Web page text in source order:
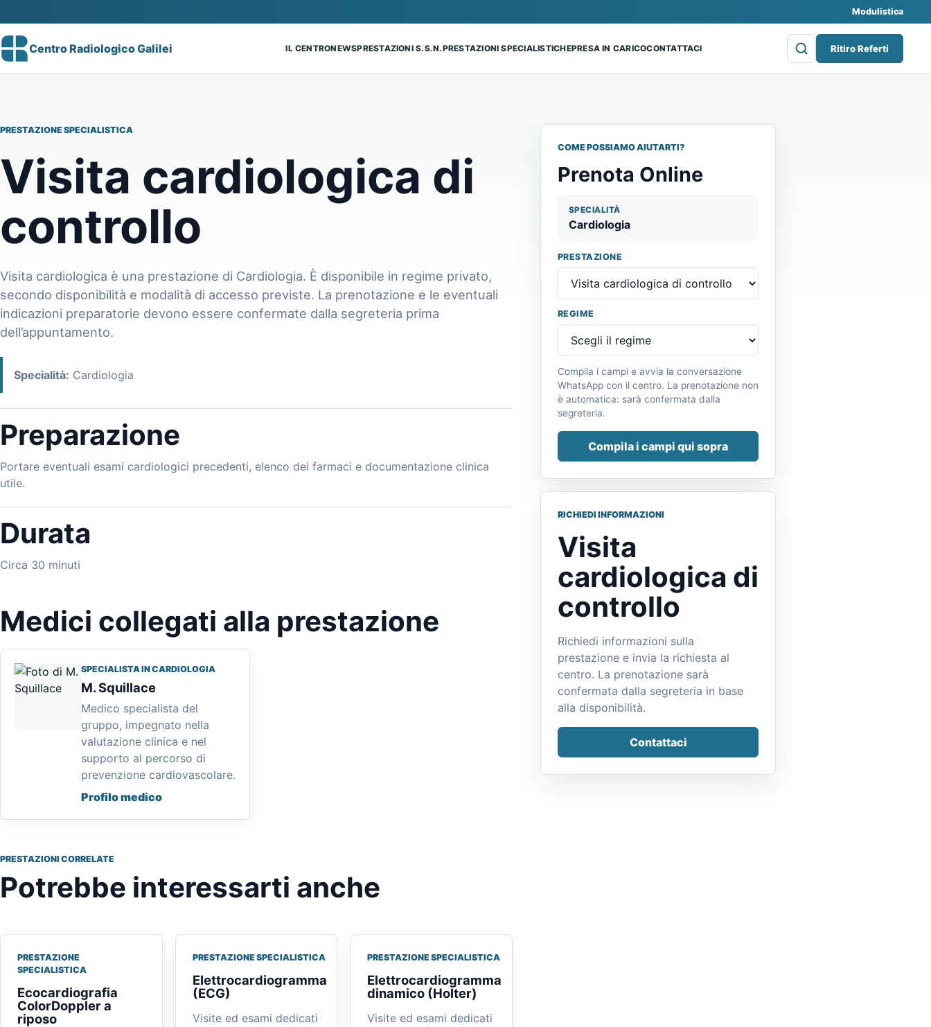
Modulistica
Centro Radiologico Galilei IL CENTRONEWSPRESTAZIONI S.S.N.PRESTAZIONI SPECIALISTICHEPRESA IN CARICOCONTATTACI Ritiro Referti
PRESTAZIONE SPECIALISTICA
Visita cardiologica di
controllo
Visita cardiologica è una prestazione di Cardiologia. È disponibile in regime privato,
secondo disponibilità e modalità di accesso previste. La prenotazione e le eventuali
indicazioni preparatorie devono essere confermate dalla segreteria prima
dell’appuntamento.
Specialità: Cardiologia
Preparazione
Portare eventuali esami cardiologici precedenti, elenco dei farmaci e documentazione clinica
utile.
Durata
Circa 30 minuti
Medici collegati alla prestazione
SPECIALISTA IN CARDIOLOGIA
M. Squillace
Medico specialista del
gruppo, impegnato nella
valutazione clinica e nel
supporto al percorso di
prevenzione cardiovascolare.
Profilo medico
PRESTAZIONI CORRELATE
Potrebbe interessarti anche
PRESTAZIONE
SPECIALISTICA
Ecocardiografia
ColorDoppler a
riposo
PRESTAZIONE SPECIALISTICA
Elettrocardiogramma
(ECG)
Visite ed esami dedicati
PRESTAZIONE SPECIALISTICA
Elettrocardiogramma
dinamico (Holter)
Visite ed esami dedicati
COME POSSIAMO AIUTARTI?
Prenota Online
SPECIALITÀ
Cardiologia
PRESTAZIONE
REGIME
Compila i campi e avvia la conversazione
WhatsApp con il centro. La prenotazione non
è automatica: sarà confermata dalla
segreteria.
Compila i campi qui sopra
RICHIEDI INFORMAZIONI
Visita
cardiologica di
controllo
Richiedi informazioni sulla
prestazione e invia la richiesta al
centro. La prenotazione sarà
confermata dalla segreteria in base
alla disponibilità.
Contattaci